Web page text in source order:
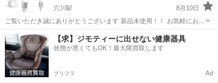
穴川駅
8月10日
ご覧いただき誠にありがとうございます 新品未使用！！ お気軽にお問
い合わせ下さい！！ ☆他にも色々な商品をたくさん出品しています☆
ぜひ覗いてみてください(*´`*) －－－－商品説明－－－－ 【約20秒速
乾・ドライ...
千葉 千葉市 穴川駅
【求】ジモティーに出せない健康器具
状態が悪くてもOK！最大限買取します
プリフラ Ad